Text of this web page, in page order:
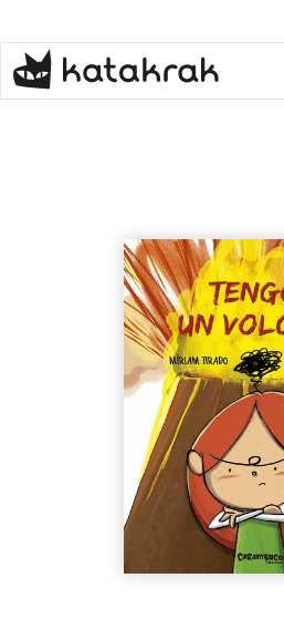
contenido
principal